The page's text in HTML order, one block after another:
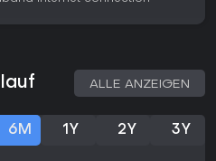
ALLE ANZEIGEN
6M 1Y 2Y 3Y